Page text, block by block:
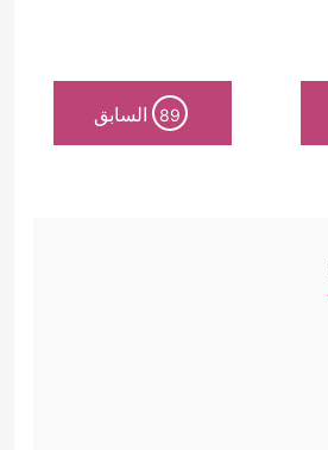
89 السابق